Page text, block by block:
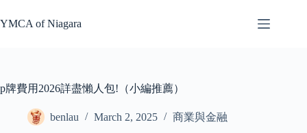
to
content
YMCA of Niagara
p牌費用2026詳盡懶人包!（小編推薦）
benlau March 2, 2025 商業與金融